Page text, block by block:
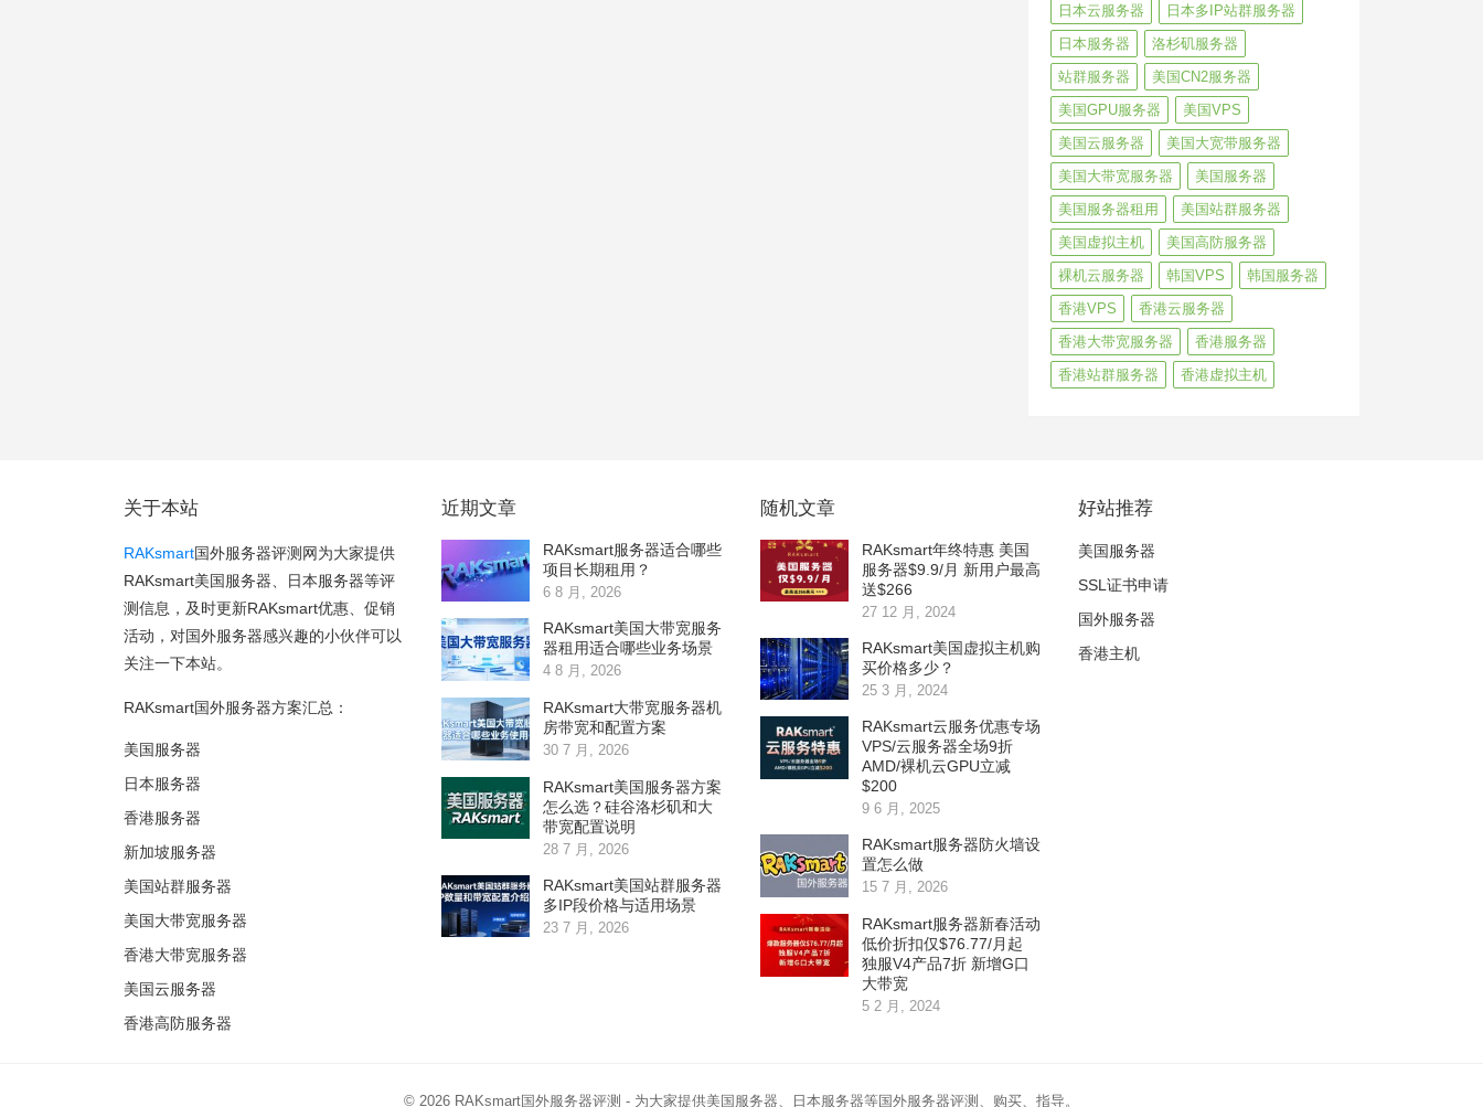
日本云服务器
日本多IP站群服务器
日本服务器
洛杉矶服务器
站群服务器
美国CN2服务器
美国GPU服务器
美国VPS
美国云服务器
美国大宽带服务器
美国大带宽服务器
美国服务器
美国服务器租用
美国站群服务器
美国虚拟主机
美国高防服务器
裸机云服务器
韩国VPS
韩国服务器
香港VPS
香港云服务器
香港大带宽服务器
香港服务器
香港站群服务器
香港虚拟主机
关于本站
RAKsmart国外服务器评测网为大家提供
RAKsmart美国服务器、日本服务器等评
测信息，及时更新RAKsmart优惠、促销
活动，对国外服务器感兴趣的小伙伴可以
关注一下本站。
RAKsmart国外服务器方案汇总：
美国服务器
日本服务器
香港服务器
新加坡服务器
美国站群服务器
美国大带宽服务器
香港大带宽服务器
美国云服务器
香港高防服务器
近期文章
RAKsmart服务器适合哪些
项目长期租用？
6 8 月, 2026
RAKsmart美国大带宽服务
器租用适合哪些业务场景
4 8 月, 2026
RAKsmart大带宽服务器机
房带宽和配置方案
30 7 月, 2026
RAKsmart美国服务器方案
怎么选？硅谷洛杉矶和大
带宽配置说明
28 7 月, 2026
RAKsmart美国站群服务器
多IP段价格与适用场景
23 7 月, 2026
随机文章
RAKsmart年终特惠 美国
服务器$9.9/月 新用户最高
送$266
27 12 月, 2024
RAKsmart美国虚拟主机购
买价格多少？
25 3 月, 2024
RAKsmart云服务优惠专场
VPS/云服务器全场9折
AMD/裸机云GPU立减
$200
9 6 月, 2025
RAKsmart服务器防火墙设
置怎么做
15 7 月, 2026
RAKsmart服务器新春活动
低价折扣仅$76.77/月起
独服V4产品7折 新增G口
大带宽
5 2 月, 2024
好站推荐
美国服务器
SSL证书申请
国外服务器
香港主机
© 2026 RAKsmart国外服务器评测 - 为大家提供美国服务器、日本服务器等国外服务器评测、购买、指导。